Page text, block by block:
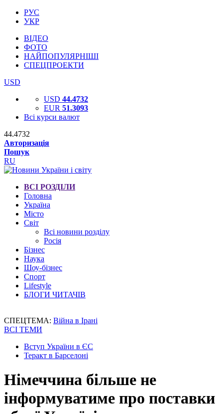
РУС
УКР
ВІДЕО
ФОТО
НАЙПОПУЛЯРНІШІ
СПЕЦПРОЕКТИ
USD
USD 44.4732
EUR 51.3093
Всі курси валют
44.4732
Авторизація
Пошук
RU
ВСІ РОЗДІЛИ
Головна
Україна
Місто
Світ
Всі новини розділу
Росія
Бізнес
Наука
Шоу-бізнес
Спорт
Lifestyle
БЛОГИ ЧИТАЧІВ
СПЕЦТЕМА: Війна в Ірані
ВСІ ТЕМИ
Вступ України в ЄС
Теракт в Барселоні
Німеччина більше не
інформуватиме про поставки